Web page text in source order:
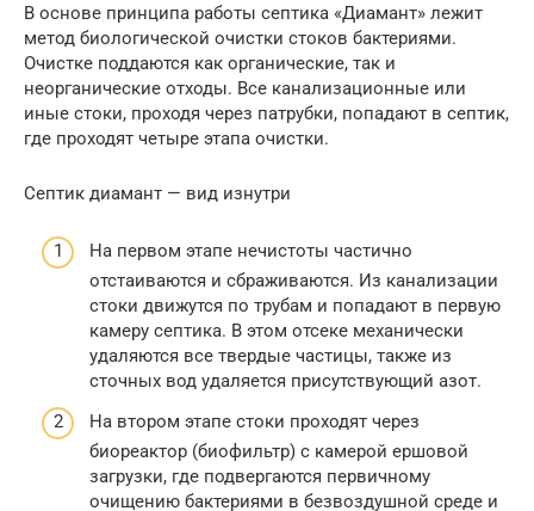
В основе принципа работы септика «Диамант» лежит
метод биологической очистки стоков бактериями.
Очистке поддаются как органические, так и
неорганические отходы. Все канализационные или
иные стоки, проходя через патрубки, попадают в септик,
где проходят четыре этапа очистки.
Септик диамант — вид изнутри
На первом этапе нечистоты частично
отстаиваются и сбраживаются. Из канализации
стоки движутся по трубам и попадают в первую
камеру септика. В этом отсеке механически
удаляются все твердые частицы, также из
сточных вод удаляется присутствующий азот.
На втором этапе стоки проходят через
биореактор (биофильтр) с камерой ершовой
загрузки, где подвергаются первичному
очищению бактериями в безвоздушной среде и